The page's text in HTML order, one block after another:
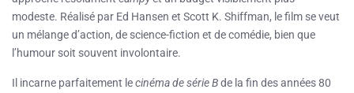
modeste. Réalisé par Ed Hansen et Scott K. Shiffman, le film se veut
un mélange d’action, de science-fiction et de comédie, bien que
l’humour soit souvent involontaire.
Il incarne parfaitement lecinéma de série Bde la fin des années 80